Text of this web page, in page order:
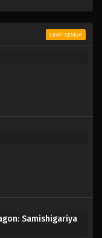
LIHAT SEMUA
Samishigariya